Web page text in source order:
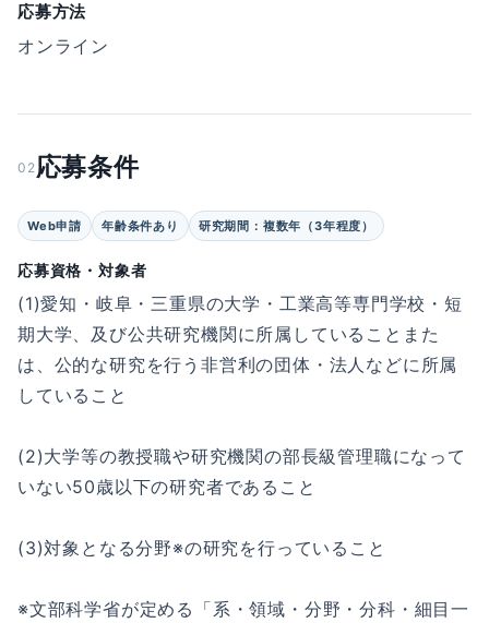
応募方法
オンライン
02 応募条件
Web申請 年齢条件あり 研究期間：複数年（3年程度）
応募資格・対象者
(1)愛知・岐阜・三重県の大学・工業高等専門学校・短
期大学、及び公共研究機関に所属していることまた
は、公的な研究を行う非営利の団体・法人などに所属
していること
(2)大学等の教授職や研究機関の部長級管理職になって
いない50歳以下の研究者であること
(3)対象となる分野※の研究を行っていること
※文部科学省が定める「系・領域・分野・分科・細目一